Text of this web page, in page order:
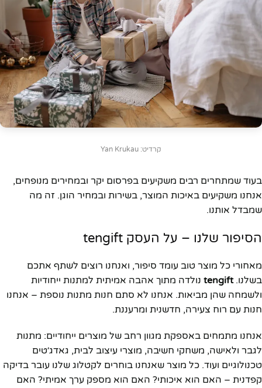
קרדיט: Yan Krukau
בעוד שמתחרים רבים משקיעים בפרסום יקר ובמחירים מנופחים,
אנחנו משקיעים באיכות המוצר, בשירות ובמחיר הוגן. זה מה
שמבדל אותנו.
הסיפור שלנו – על העסק tengift
מאחורי כל מוצר טוב עומד סיפור, ואנחנו רוצים לשתף אתכם
בשלנו.tengift נולדה מתוך אהבה אמיתית למתנות ייחודיות
ולשמחה שהן מביאות. אנחנו לא סתם חנות מתנות נוספת – אנחנו
חנות עם רוח צעירה, חדשנית ומרעננת.
אנחנו מתמחים באספקת מגוון רחב של מוצרים ייחודיים: מתנות
לגבר ולאישה, משחקי חשיבה, מוצרי עיצוב לבית, גאדג׳טים
טכנולוגיים ועוד. כל מוצר שאנחנו בוחרים לקטלוג שלנו עובר בדיקה
קפדנית – האם הוא איכותי? האם הוא מספק ערך אמיתי? האם